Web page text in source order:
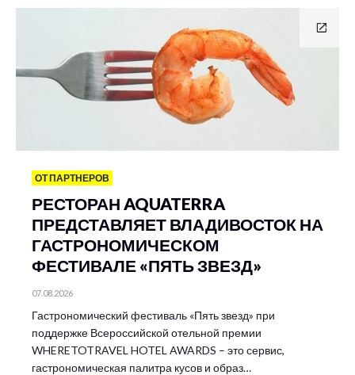
ОТ ПАРТНЕРОВ
РЕСТОРАН AQUATERRA
ПРЕДСТАВЛЯЕТ ВЛАДИВОСТОК НА
ГАСТРОНОМИЧЕСКОМ
ФЕСТИВАЛЕ «ПЯТЬ ЗВЕЗД»
07.08.2026
Гастрономический фестиваль «Пять звезд» при
поддержке Всероссийской отельной премии
WHERETOTRAVEL HOTEL AWARDS – это сервис,
гастрономическая палитра кусов и образ…